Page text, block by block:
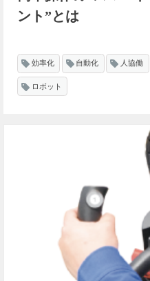
ント”とは
効率化 自動化 人協働
ロボット